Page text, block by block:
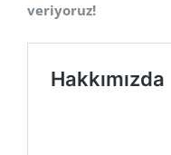
veriyoruz!